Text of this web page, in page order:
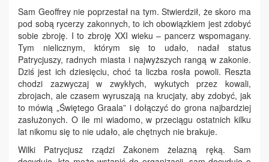
Sam Geoffrey nie poprzestał na tym. Stwierdził, że skoro ma
pod sobą rycerzy zakonnych, to ich obowiązkiem jest zdobyć
sobie zbroję. I to zbroję XXI wieku – pancerz wspomagany.
Tym nielicznym, którym się to udało, nadał status
Patrycjuszy, radnych miasta i najwyższych rangą w zakonie.
Dziś jest ich dziesięciu, choć ta liczba rosła powoli. Reszta
chodzi zazwyczaj w zwykłych, wykutych przez kowali,
zbrojach, ale czasem wyruszają na krucjaty, aby zdobyć, jak
to mówią „Świętego Graala” i dołączyć do grona najbardziej
zasłużonych. O ile mi wiadomo, w przeciągu ostatnich kilku
lat nikomu się to nie udało, ale chętnych nie brakuje.
Wilki Patrycjusz rządzi Zakonem żelazną ręką. Sam